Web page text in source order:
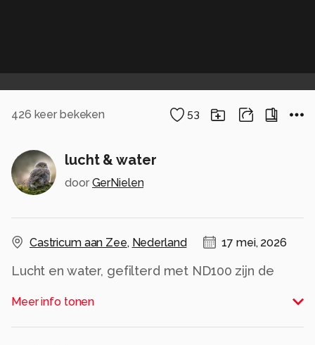
426 keer bekeken 53
lucht & water
door GerNielen
Castricum aan Zee, Nederland 17 mei, 2026
Lucht en water, gefilterd met ND100 zijn de
de kust.
Meer info tonen